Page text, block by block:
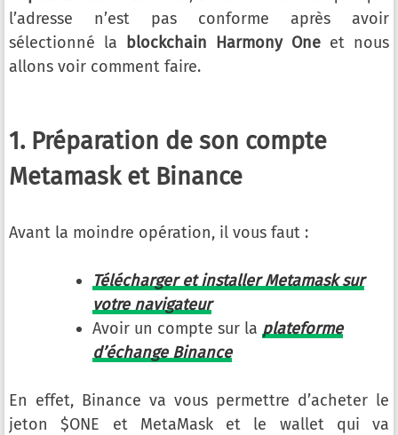
l’adresse n’est pas conforme après avoir
sélectionné la
blockchain Harmony One et nous
allons voir comment faire.
1. Préparation de son compte
Metamask et Binance
Avant la moindre opération, il vous faut :
Télécharger et installer Metamask sur
votre navigateur
Avoir un compte sur la plateforme
d’échange Binance
En effet, Binance va vous permettre d’acheter le
jeton $ONE et MetaMask et le wallet qui va